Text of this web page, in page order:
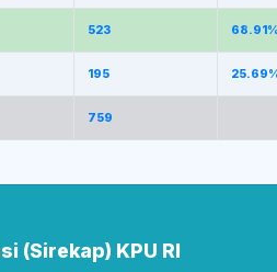
523 68.91%
195
759
(Sirekap) KPU RI